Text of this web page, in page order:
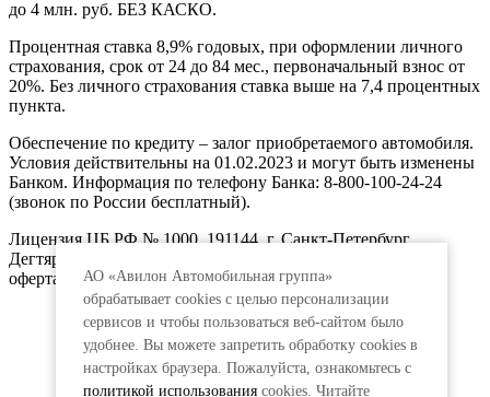
АО «Авилон Автомобильная группа»
обрабатывает cookies с целью персонализации
сервисов и чтобы пользоваться веб-сайтом было
удобнее. Вы можете запретить обработку сookies в
настройках браузера. Пожалуйста, ознакомьтесь с
политикой использования cookies. Читайте
до 4 млн. руб. БЕЗ КАСКО.
Процентная ставка 8,9% годовых, при оформлении личного
страхования, срок от 24 до 84 мес., первоначальный взнос от
20%. Без личного страхования ставка выше на 7,4 процентных
пункта.
Обеспечение по кредиту – залог приобретаемого автомобиля.
Условия действительны на 01.02.2023 и могут быть изменены
Банком. Информация по телефону Банка: 8-800-100-24-24
(звонок по России бесплатный).
Лицензия ЦБ РФ № 1000, 191144, г. Санкт-Петербург,
Дегтярный пер., д.11, лит.А. www.vtb.ru. Реклама 0+. Не
оферта.